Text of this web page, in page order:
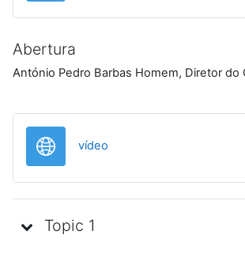
Abertura
António Pedro Barbas Homem, Diretor do
vídeo
Topic 1